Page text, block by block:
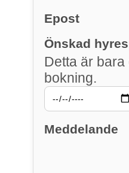
Epost
Önskad
Detta är
bokning.
Meddelande